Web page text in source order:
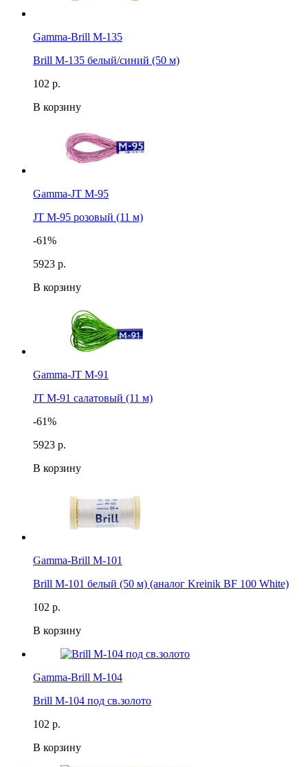
Gamma-Brill M-135
Brill M-135 белый/синий (50 м)
102 р.
В корзину
Gamma-JT M-95
JT M-95 розовый (11 м)
-61%
5923 р.
В корзину
Gamma-JT M-91
JT M-91 салатовый (11 м)
-61%
5923 р.
В корзину
Gamma-Brill M-101
Brill M-101 белый (50 м) (аналог Kreinik BF 100 White)
102 р.
В корзину
Gamma-Brill M-104
Brill M-104 под св.золото
102 р.
В корзину